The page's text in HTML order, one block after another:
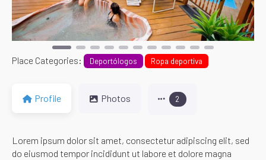
Place Categories: Deportólogos Ropa deportiva
Profile Photos 2
Lorem ipsum dolor sit amet, consectetur adipiscing elit, sed
do eiusmod tempor incididunt ut labore et dolore magna